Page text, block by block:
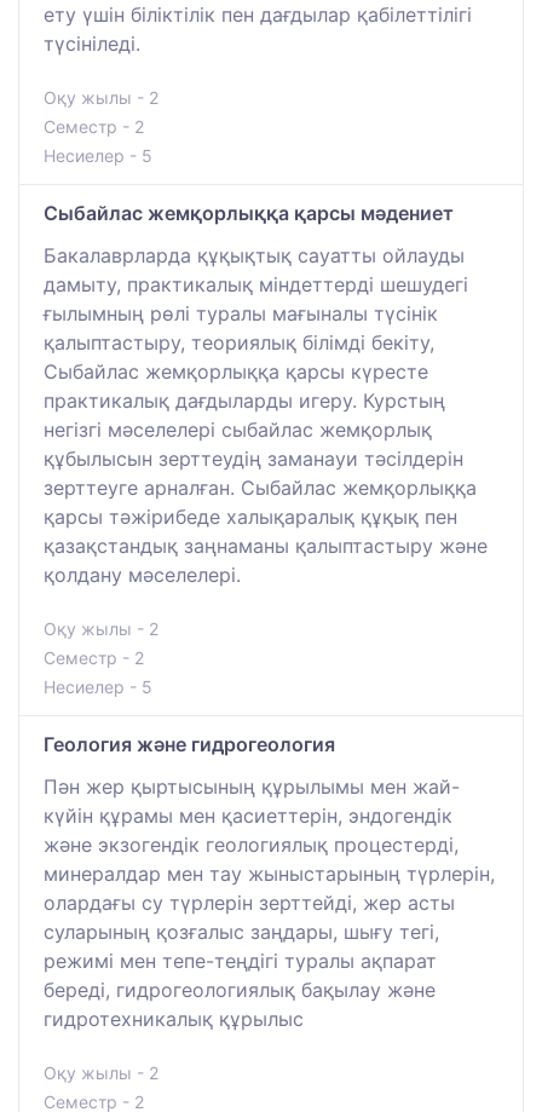
ету үшін біліктілік пен дағдылар қабілеттілігі
түсініледі.
Оқу жылы - 2
Семестр - 2
Несиелер - 5
Сыбайлас жемқорлыққа қарсы мәдениет
Бакалаврларда құқықтық сауатты ойлауды
дамыту, практикалық міндеттерді шешудегі
ғылымның рөлі туралы мағыналы түсінік
қалыптастыру, теориялық білімді бекіту,
Сыбайлас жемқорлыққа қарсы күресте
практикалық дағдыларды игеру. Курстың
негізгі мәселелері сыбайлас жемқорлық
құбылысын зерттеудің заманауи тәсілдерін
зерттеуге арналған. Сыбайлас жемқорлыққа
қарсы тәжірибеде халықаралық құқық пен
қазақстандық заңнаманы қалыптастыру және
қолдану мәселелері.
Оқу жылы - 2
Семестр - 2
Несиелер - 5
Геология және гидрогеология
Пән жер қыртысының құрылымы мен жай-
күйін құрамы мен қасиеттерін, эндогендік
және экзогендік геологиялық процестерді,
минералдар мен тау жыныстарының түрлерін,
олардағы су түрлерін зерттейді, жер асты
суларының қозғалыс заңдары, шығу тегі,
режимі мен тепе-теңдігі туралы ақпарат
береді, гидрогеологиялық бақылау және
гидротехникалық құрылыс
Оқу жылы - 2
Семестр - 2